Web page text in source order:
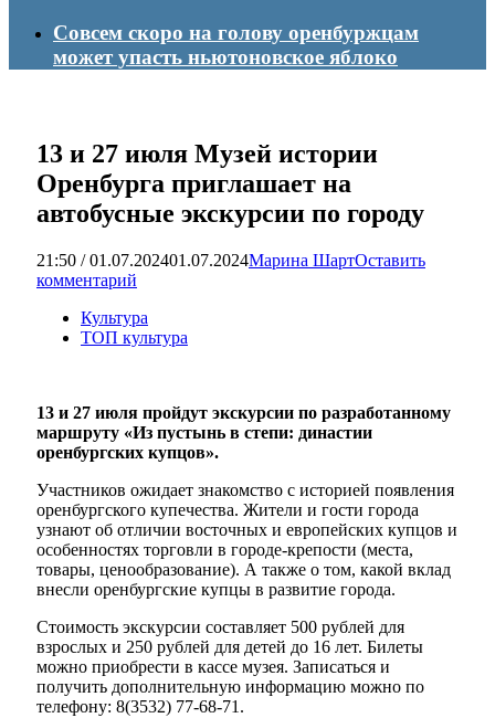
Совсем скоро на голову оренбуржцам
может упасть ньютоновское яблоко
13 и 27 июля Музей истории
Оренбурга приглашает на
автобусные экскурсии по городу
21:50 / 01.07.202401.07.2024Марина ШартОставить
комментарий
Культура
ТОП культура
13 и 27 июля пройдут экскурсии по разработанному
маршруту «Из пустынь в степи: династии
оренбургских купцов».
Участников ожидает знакомство с историей появления
оренбургского купечества. Жители и гости города
узнают об отличии восточных и европейских купцов и
особенностях торговли в городе-крепости (места,
товары, ценообразование). А также о том, какой вклад
внесли оренбургские купцы в развитие города.
Стоимость экскурсии составляет 500 рублей для
взрослых и 250 рублей для детей до 16 лет. Билеты
можно приобрести в кассе музея. Записаться и
получить дополнительную информацию можно по
телефону: 8(3532) 77-68-71.